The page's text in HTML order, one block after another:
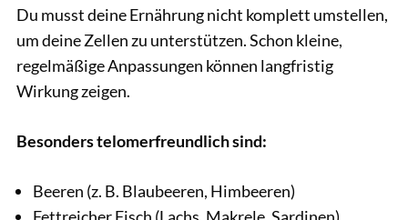
Du musst deine Ernährung nicht komplett umstellen,
um deine Zellen zu unterstützen. Schon kleine,
regelmäßige Anpassungen können langfristig
Wirkung zeigen.
Besonders telomerfreundlich sind:
Beeren (z. B. Blaubeeren, Himbeeren)